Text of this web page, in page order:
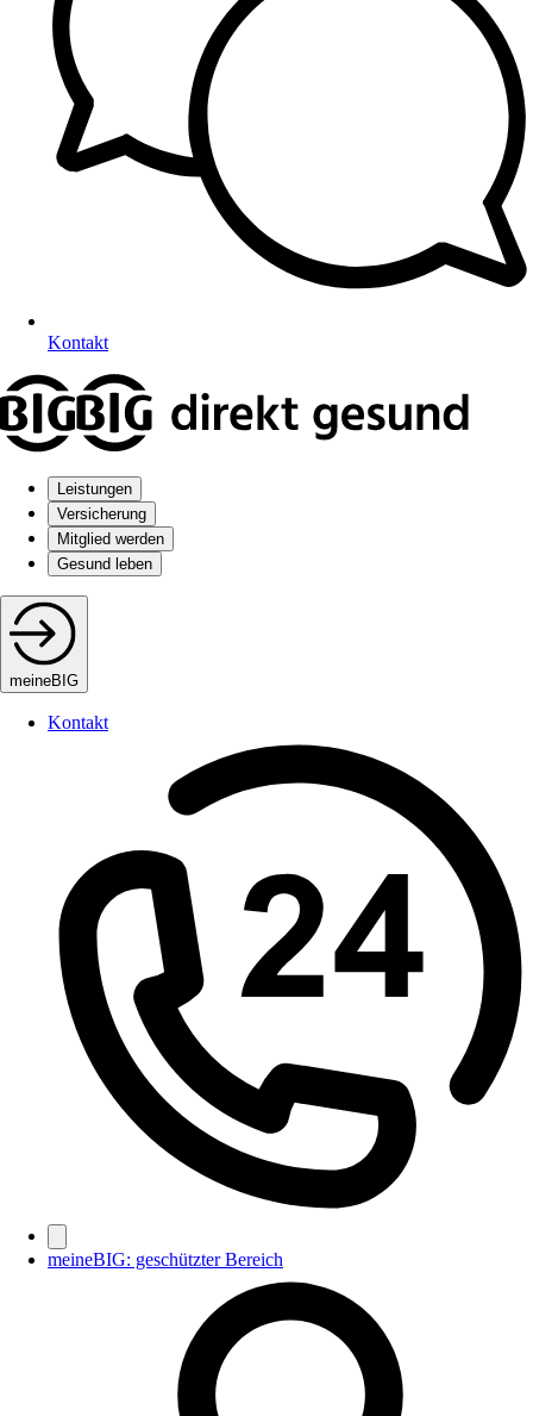
Kontakt
Leistungen
Versicherung
Mitglied werden
Gesund leben
meineBIG
Kontakt
meineBIG: geschützter Bereich